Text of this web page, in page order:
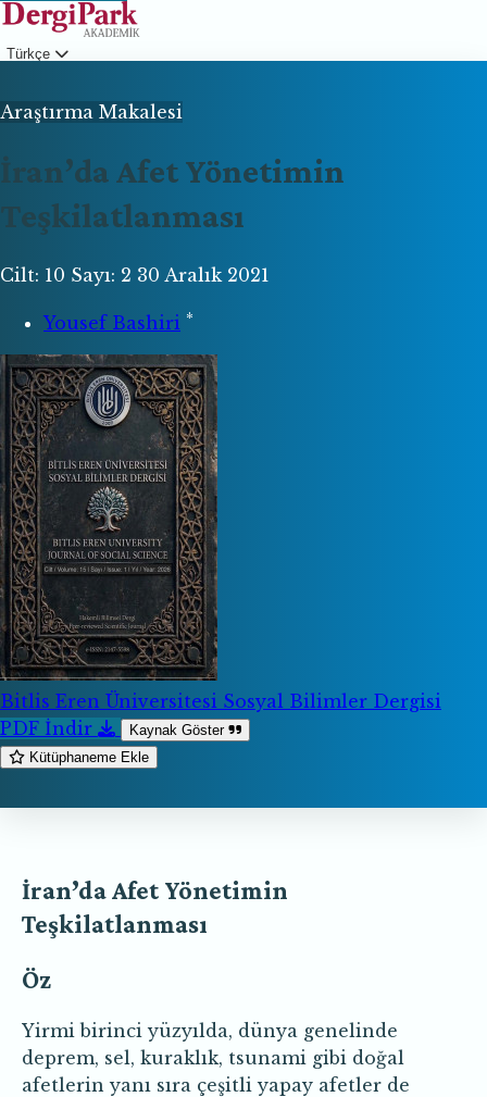
Türkçe
Araştırma Makalesi
İran’da Afet Yönetimin
Teşkilatlanması
Cilt: 10 Sayı: 2 30 Aralık 2021
Yousef Bashiri *
Bitlis Eren Üniversitesi Sosyal Bilimler Dergisi
PDF İndir
Kaynak Göster
Kütüphaneme Ekle
İran’da Afet Yönetimin
Teşkilatlanması
Öz
Yirmi birinci yüzyılda, dünya genelinde
deprem, sel, kuraklık, tsunami gibi doğal
afetlerin yanı sıra çeşitli yapay afetler de